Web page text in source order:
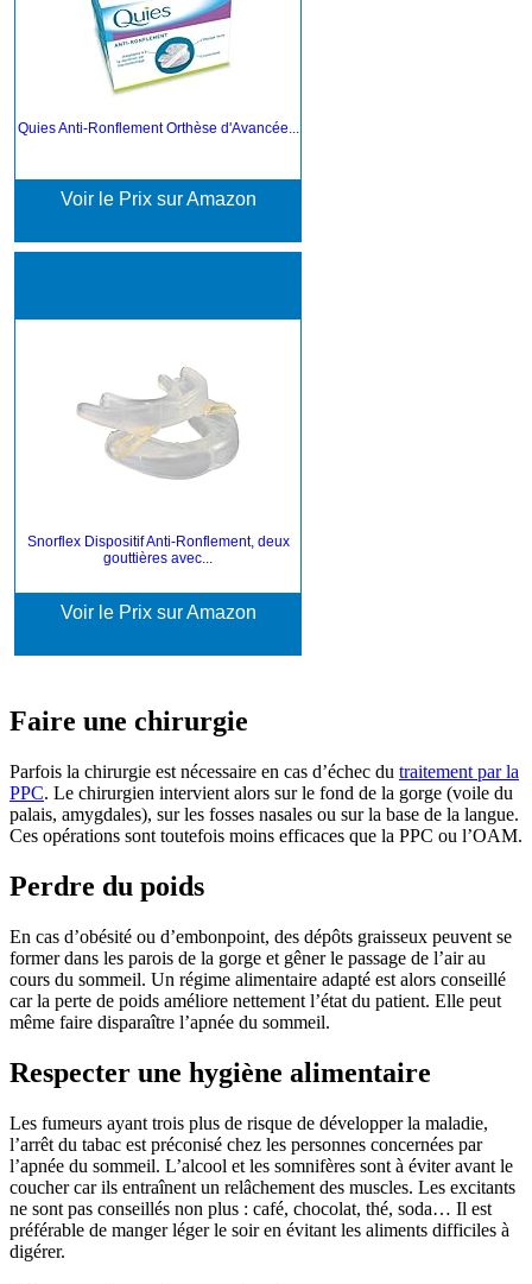
Quies Anti-Ronflement Orthèse d'Avancée...
Voir le Prix sur Amazon
Snorflex Dispositif Anti-Ronflement, deux
gouttières avec...
Voir le Prix sur Amazon
Faire une chirurgie
Parfois la chirurgie est nécessaire en cas d’échec du traitement par la
PPC. Le chirurgien intervient alors sur le fond de la gorge (voile du
palais, amygdales), sur les fosses nasales ou sur la base de la langue.
Ces opérations sont toutefois moins efficaces que la PPC ou l’OAM.
Perdre du poids
En cas d’obésité ou d’embonpoint, des dépôts graisseux peuvent se
former dans les parois de la gorge et gêner le passage de l’air au
cours du sommeil. Un régime alimentaire adapté est alors conseillé
car la perte de poids améliore nettement l’état du patient. Elle peut
même faire disparaître l’apnée du sommeil.
Respecter une hygiène alimentaire
Les fumeurs ayant trois plus de risque de développer la maladie,
l’arrêt du tabac est préconisé chez les personnes concernées par
l’apnée du sommeil. L’alcool et les somnifères sont à éviter avant le
coucher car ils entraînent un relâchement des muscles. Les excitants
ne sont pas conseillés non plus : café, chocolat, thé, soda… Il est
préférable de manger léger le soir en évitant les aliments difficiles à
digérer.